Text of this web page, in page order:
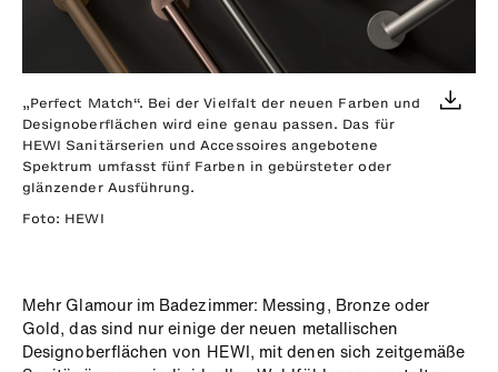
„Perfect Match“. Bei der Vielfalt der neuen Farben und
Designoberflächen wird eine genau passen. Das für
HEWI Sanitärserien und Accessoires angebotene
Spektrum umfasst fünf Farben in gebürsteter oder
glänzender Ausführung.
Foto: HEWI
Mehr Glamour im Badezimmer: Messing, Bronze oder
Gold, das sind nur einige der neuen metallischen
Designoberflächen von HEWI, mit denen sich zeitgemäße